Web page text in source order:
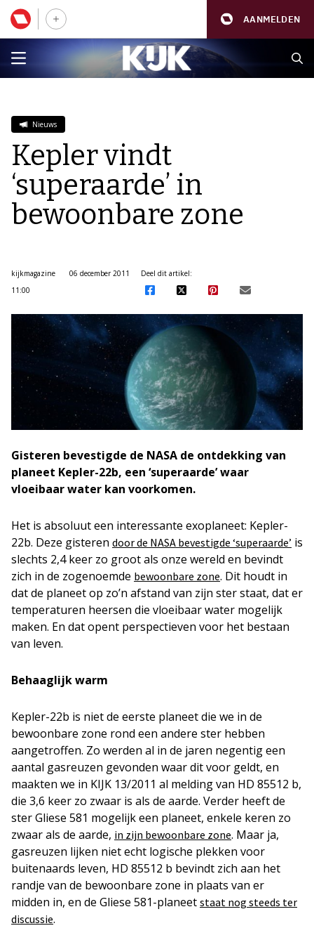
AANMELDEN
Nieuws
Kepler vindt
‘superaarde’ in
bewoonbare zone
kijkmagazine
06 december 2011
11:00
Deel dit artikel:
Gisteren bevestigde de NASA de ontdekking van
planeet Kepler-22b, een ‘superaarde’ waar
vloeibaar water kan voorkomen.
Het is absoluut een interessante exoplaneet: Kepler-
22b. Deze gisteren door de NASA bevestigde ‘superaarde’ is
slechts 2,4 keer zo groot als onze wereld en bevindt
zich in de zogenoemde bewoonbare zone. Dit houdt in
dat de planeet op zo’n afstand van zijn ster staat, dat er
temperaturen heersen die vloeibaar water mogelijk
maken. En dat opent perspectieven voor het bestaan
van leven.
Behaaglijk warm
Kepler-22b is niet de eerste planeet die we in de
bewoonbare zone rond een andere ster hebben
aangetroffen. Zo werden al in de jaren negentig een
aantal gasreuzen gevonden waar dit voor geldt, en
maakten we in KIJK 13/2011 al melding van HD 85512 b,
die 3,6 keer zo zwaar is als de aarde. Verder heeft de
ster Gliese 581 mogelijk een planeet, enkele keren zo
zwaar als de aarde, in zijn bewoonbare zone. Maar ja,
gasreuzen lijken niet echt logische plekken voor
buitenaards leven, HD 85512 b bevindt zich aan het
randje van de bewoonbare zone in plaats van er
midden in, en de Gliese 581-planeet staat nog steeds ter
discussie.